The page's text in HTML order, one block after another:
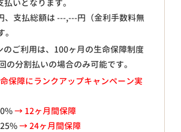
いとなります。
、支払総額は---,---円（金利手数料無
のご利用は、100ヶ月の生命保障制度
の分割払いの場合のみ可能です。
保障にランクアップキャンペーン実
→ 12ヶ月間保障
→ 24ヶ月間保障